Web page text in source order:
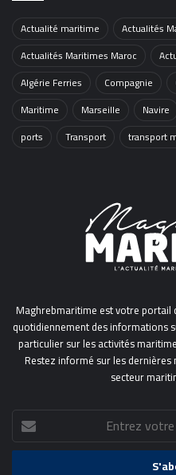
Actualité maritime
Actualités
Actualités Maritimes Maroc
Algérie Ferries
Compagnie
Maritime
Marseille Navire
ports
Transport transport
Maghrebmaritime est votre
quotidiennement des informations
particulier sur les activités
Restez informé sur les dernières
secteur
Entrez
votre
adresse